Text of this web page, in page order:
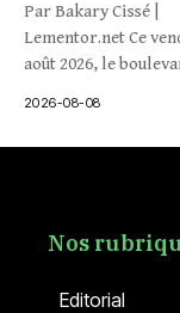
Par Bakary Cissé |
Lementor.net Ce
août 2026, le
2026-08-08
Editorial
Nos